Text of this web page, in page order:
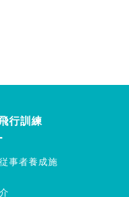
行訓練
事者養成施